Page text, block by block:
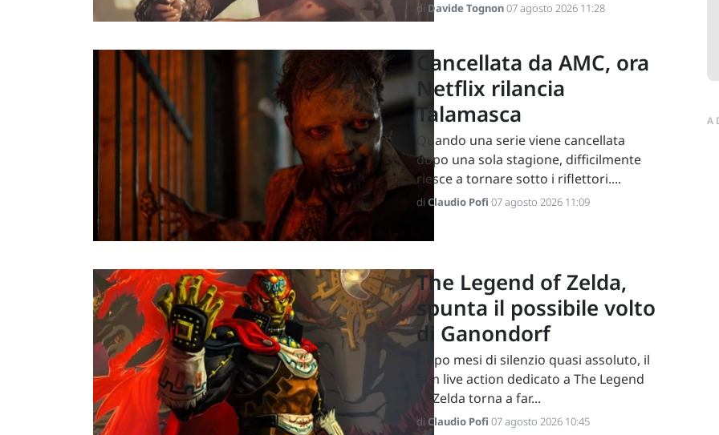
di Davide Tognon07 agosto 2026 11:28
Cancellata da AMC, ora
Netflix rilancia
Talamasca
Quando una serie viene cancellata
dopo una sola stagione, difficilmente
riesce a tornare sotto i riflettori....
di Claudio Pofi 07 agosto 2026 11:09
The Legend of Zelda,
spunta il possibile volto
di Ganondorf
Dopo mesi di silenzio quasi assoluto, il
film live action dedicato a The Legend
of Zelda torna a far...
di Claudio Pofi 07 agosto 2026 10:45